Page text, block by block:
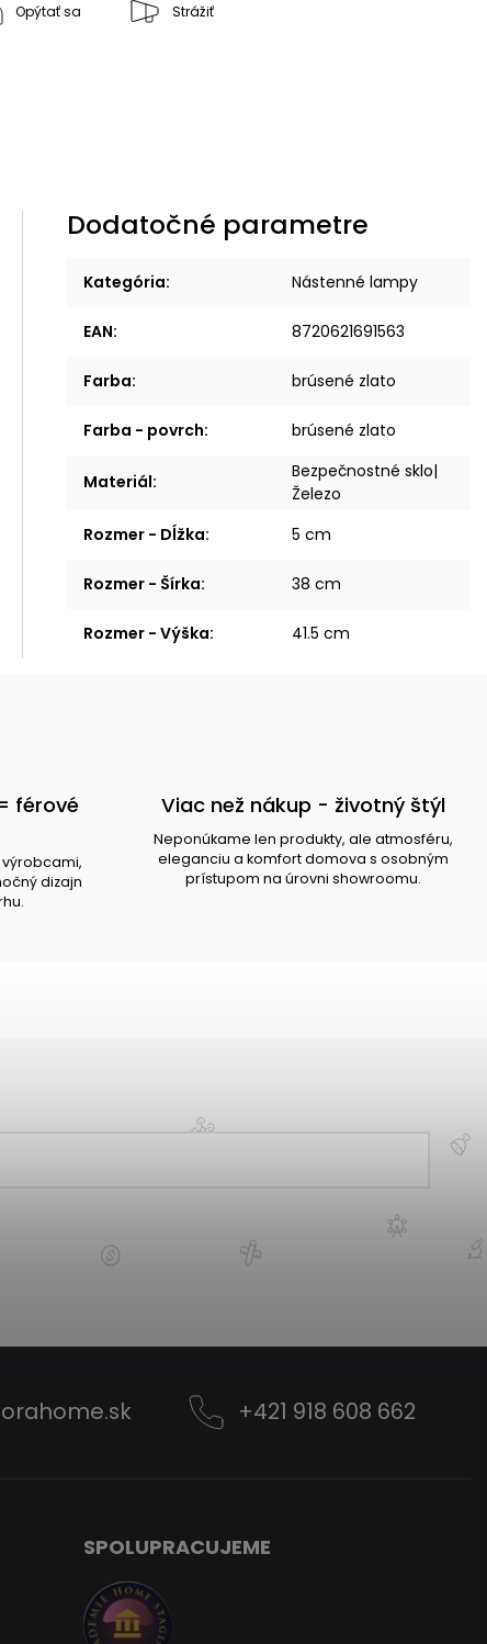
Opýtať sa Strážiť
Dodatočné parametre
Kategória: Nástenné lampy
EAN: 8720621691563
Farba: brúsené zlato
Farba - povrch: brúsené zlato
Materiál:
Bezpečnostné sklo|
Železo
Rozmer - Dĺžka: 5 cm
Rozmer - Šírka: 38 cm
Rozmer - Výška: 41.5 cm
férové
dizajn
Viac než nákup - životný štýl
Neponúkame len produkty, ale atmosféru,
eleganciu a komfort domova s osobným
prístupom na úrovni showroomu.
+421 918 608 662
SPOLUPRACUJEME